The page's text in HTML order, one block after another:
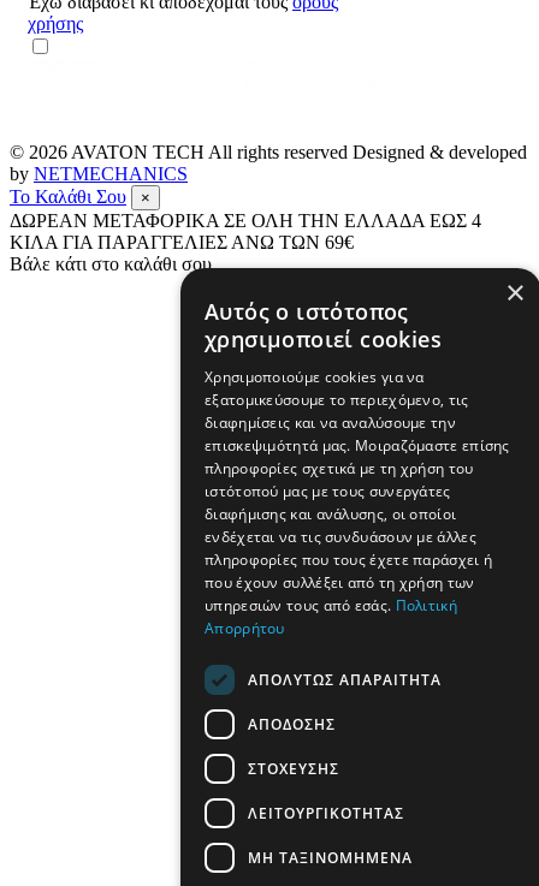
χρήσης
© 2026 AVATON TECH All rights reserved Designed & developed
by NETMECHANICS
Το Καλάθι Σου
×
ΔΩΡΕΑΝ ΜΕΤΑΦΟΡΙΚΑ ΣΕ ΟΛΗ ΤΗΝ ΕΛΛΑΔΑ ΕΩΣ 4
ΚΙΛΑ ΓΙΑ ΠΑΡΑΓΓΕΛΙΕΣ ΑΝΩ ΤΩΝ 69€
Βάλε κάτι στο καλάθι σου
×
Αυτός ο ιστότοπος
χρησιμοποιεί cookies
Χρησιμοποιούμε cookies για να
εξατομικεύσουμε το περιεχόμενο, τις
διαφημίσεις και να αναλύσουμε την
επισκεψιμότητά μας. Μοιραζόμαστε επίσης
πληροφορίες σχετικά με τη χρήση του
ιστότοπού μας με τους συνεργάτες
διαφήμισης και ανάλυσης, οι οποίοι
ενδέχεται να τις συνδυάσουν με άλλες
πληροφορίες που τους έχετε παράσχει ή
που έχουν συλλέξει από τη χρήση των
υπηρεσιών τους από εσάς. Πολιτική
Απορρήτου
ΑΠΟΛΎΤΩΣ ΑΠΑΡΑΊΤΗΤΑ
ΑΠΌΔΟΣΗΣ
ΣΤΌΧΕΥΣΗΣ
ΛΕΙΤΟΥΡΓΙΚΌΤΗΤΑΣ
ΜΗ ΤΑΞΙΝΟΜΗΜΈΝΑ